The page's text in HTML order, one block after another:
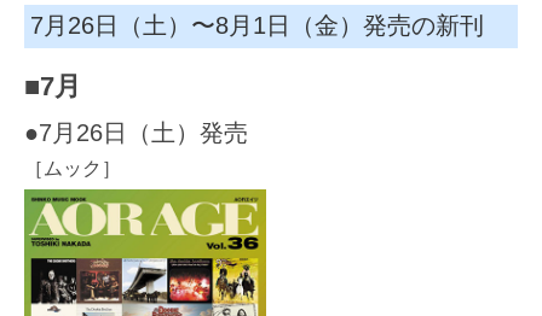
7月26日（土）〜8月1日（金）発売の新刊
■7月
●7月26日（土）発売
［ムック］